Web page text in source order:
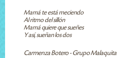
Mamá te está meciendo
Al ritmo del sillón
Mamá quiere que sueñes
Y así, sueñan los dos
Carmenza Botero - Grupo Malaquita